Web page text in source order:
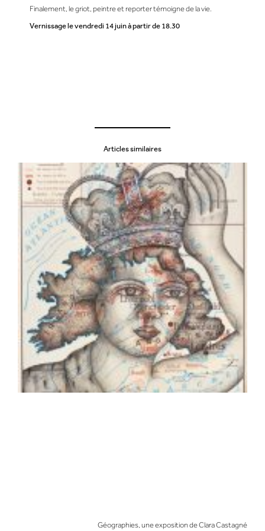
Finalement, le griot, peintre et reporter témoigne de la vie.
Vernissage le vendredi 14 juin à partir de 18.30
Articles similaires
Géographies, une exposition de Clara Castagné